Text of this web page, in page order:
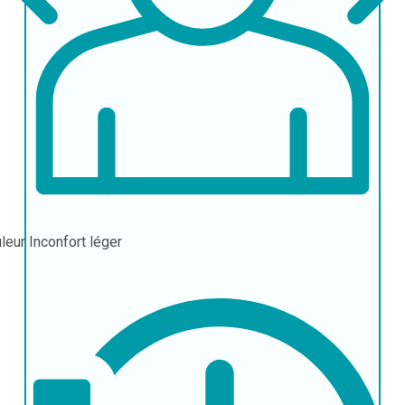
Inconfort léger